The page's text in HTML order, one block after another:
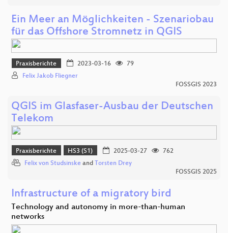
Ein Meer an Möglichkeiten - Szenariobau
für das Offshore Stromnetz in QGIS
Praxisberichte 2023-03-16
79
Felix Jakob Fliegner
FOSSGIS 2023
QGIS im Glasfaser-Ausbau der Deutschen
Telekom
Praxisberichte HS3 (S1) 2025-03-27
762
Felix von Studsinske and Torsten Drey
FOSSGIS 2025
Infrastructure of a migratory bird
Technology and autonomy in more-than-human
networks